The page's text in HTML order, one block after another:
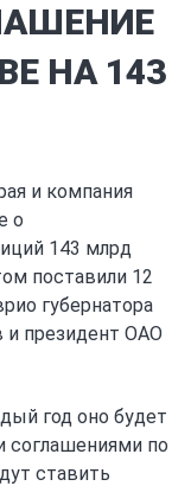
НА 143
и компания
о
143 млрд
поставили 12
губернатора
и президент ОАО
год оно будет
соглашениями по
ставить